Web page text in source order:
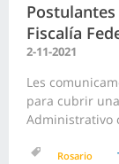
Fiscalía
2-11-2021
Les
para cubrir
Administrativo
Rosario